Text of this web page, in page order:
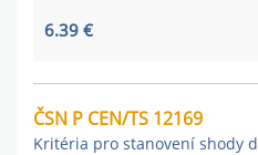
6.39 €
ČSN P CEN/TS 12169
Kritéria pro stanovení shody